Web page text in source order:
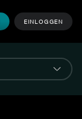
EINLOGGEN